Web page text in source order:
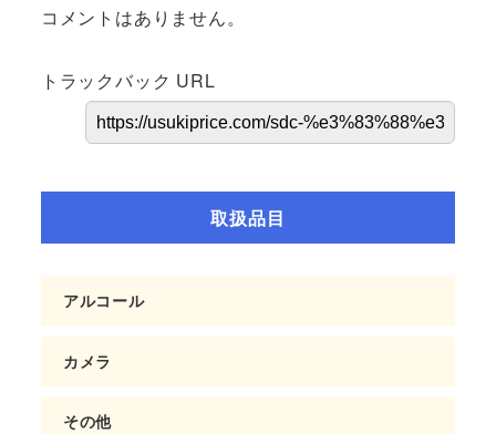
コメントはありません。
トラックバック URL
取扱品目
アルコール
カメラ
その他